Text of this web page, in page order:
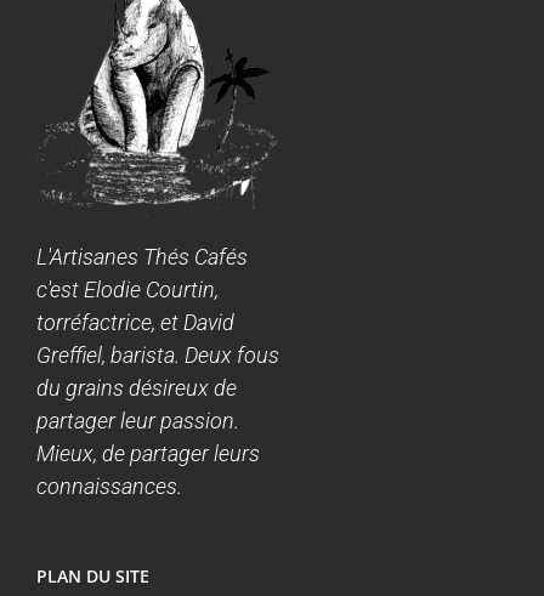
L'Artisanes Thés Cafés
c'est Elodie Courtin,
torréfactrice, et David
Greffiel, barista. Deux fous
du grains désireux de
partager leur passion.
Mieux, de partager leurs
connaissances.
PLAN DU SITE